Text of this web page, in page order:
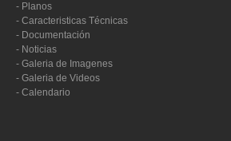
- Planos
- Caracteristicas Técnicas
- Documentación
- Noticias
- Galeria de Imagenes
- Galeria de Videos
- Calendario